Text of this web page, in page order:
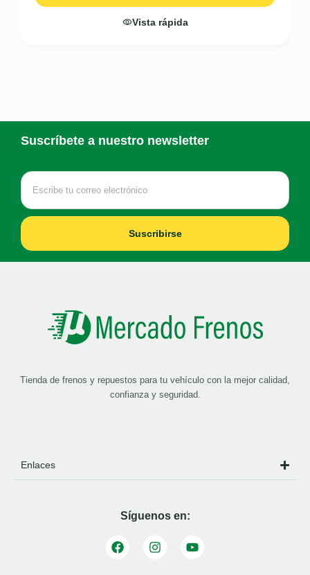
Vista rápida
Suscríbete a nuestro newsletter
Suscribirse
Tienda de frenos y repuestos para tu vehículo con la mejor calidad,
confianza y seguridad.
Enlaces
Síguenos en: